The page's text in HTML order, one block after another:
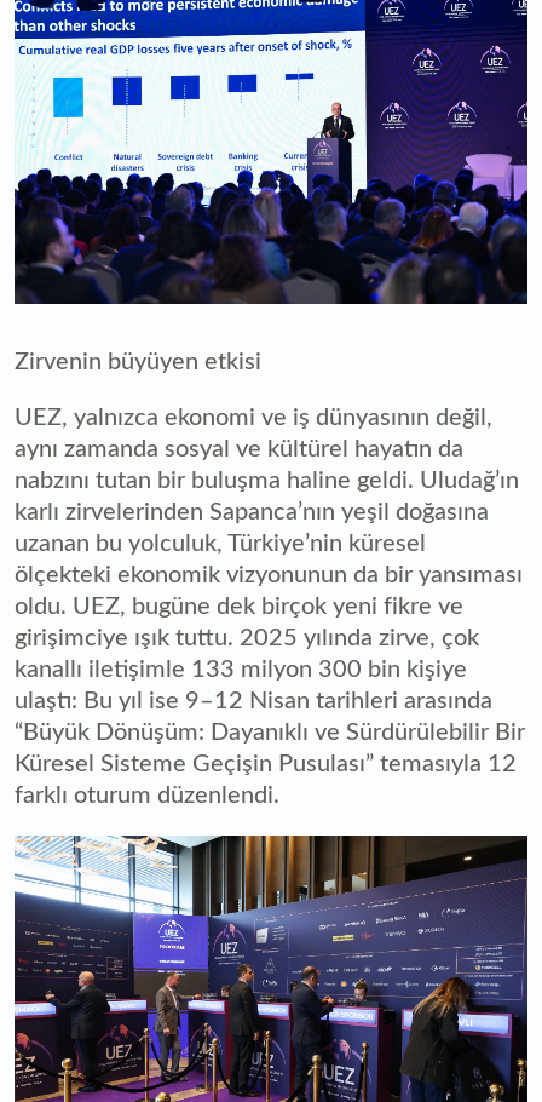
Zirvenin büyüyen etkisi
UEZ, yalnızca ekonomi ve iş dünyasının değil,
aynı zamanda sosyal ve kültürel hayatın da
nabzını tutan bir buluşma haline geldi. Uludağ’ın
karlı zirvelerinden Sapanca’nın yeşil doğasına
uzanan bu yolculuk, Türkiye’nin küresel
ölçekteki ekonomik vizyonunun da bir yansıması
oldu. UEZ, bugüne dek birçok yeni fikre ve
girişimciye ışık tuttu. 2025 yılında zirve, çok
kanallı iletişimle 133 milyon 300 bin kişiye
ulaştı: Bu yıl ise 9–12 Nisan tarihleri arasında
“Büyük Dönüşüm: Dayanıklı ve Sürdürülebilir Bir
Küresel Sisteme Geçişin Pusulası” temasıyla 12
farklı oturum düzenlendi.